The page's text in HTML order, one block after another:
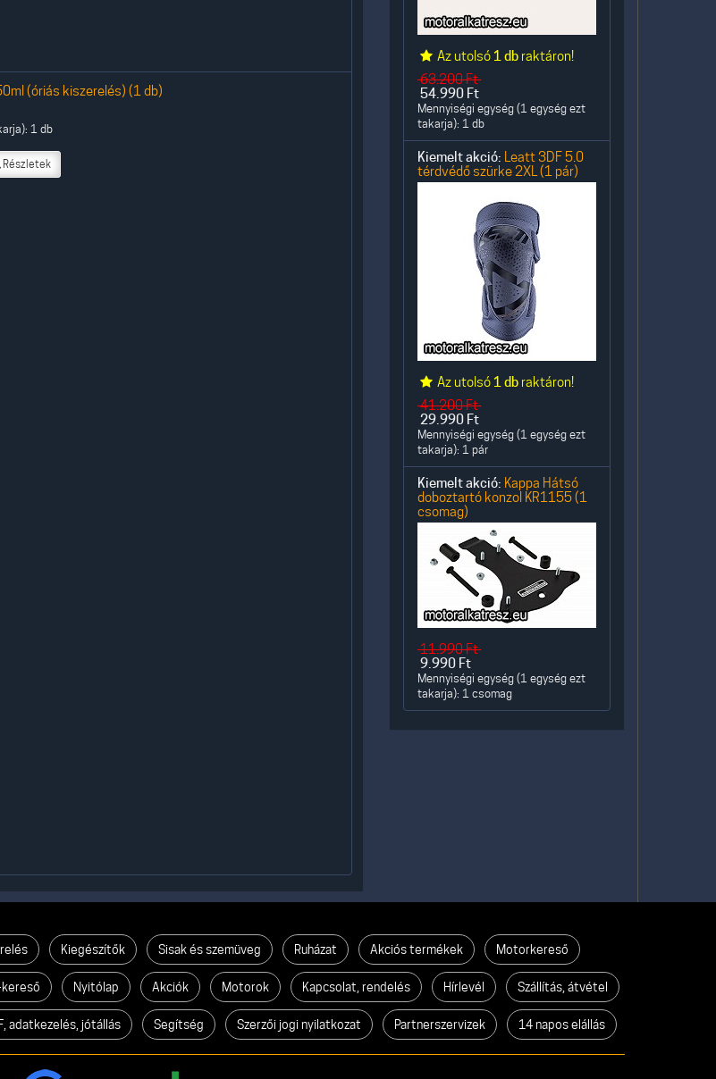
(óriás kiszerelés) (1 db)
1 db
Részletek
Az utolsó 1 db raktáron!
63.200Ft
54.990 Ft
Mennyiségi egység (1 egység ezt
takarja): 1 db
Kiemelt akció:
Leatt 3DF 5.0
térdvédő szürke 2XL (1 pár)
Az utolsó 1 db raktáron!
41.200Ft
29.990 Ft
Mennyiségi egység (1 egység ezt
takarja): 1 pár
Kiemelt akció: Kappa Hátsó
doboztartó konzol KR1155 (1
csomag)
11.990Ft
9.990 Ft
Mennyiségi egység (1 egység ezt
takarja): 1 csomag
Kiegészítők Sisak és szemüveg Ruházat Akciós termékek Motorkereső
Nyitólap Akciók Motorok Kapcsolat, rendelés Hírlevél Szállítás, átvétel
adatkezelés, jótállás Segítség Szerzői jogi nyilatkozat Partnerszervizek 14 napos elállás